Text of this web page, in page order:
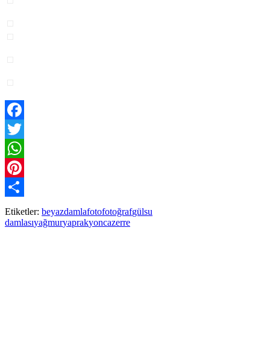
Facebook
Twitter
WhatsApp
Pinterest
Paylaş
Etiketler: beyazdamlafotofotoğrafgülsu
damlasıyağmuryaprakyoncazerre